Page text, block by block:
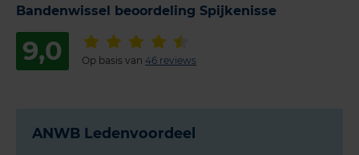
Bandenwissel beoordeling Spijkenisse
9,0 Op basis van 46 reviews
ANWB Ledenvoordeel